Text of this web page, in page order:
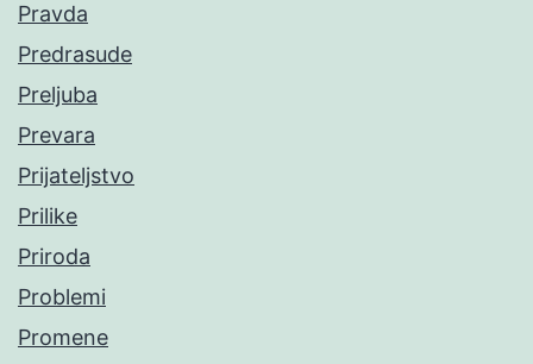
Pravda
Predrasude
Preljuba
Prevara
Prijateljstvo
Prilike
Priroda
Problemi
Promene